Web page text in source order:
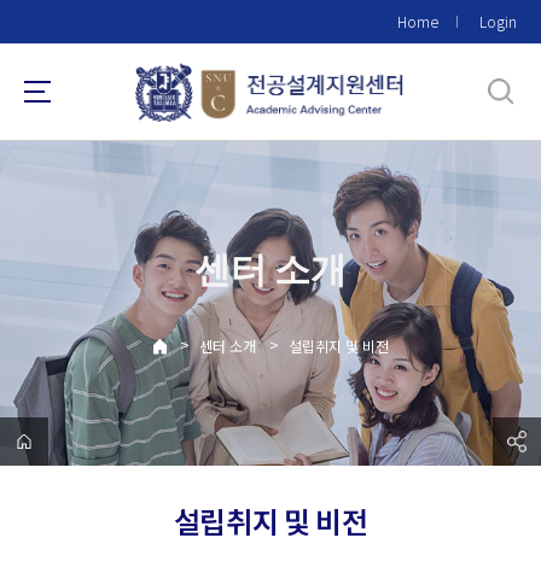
로
Home Login
센터 소개
> 센터 소개 > 설립취지 및 비전
설립취지 및 비전